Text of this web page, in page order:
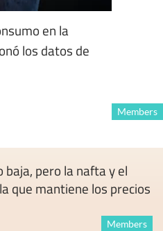
en la
los datos de
Members
baja, pero la nafta y el
que mantiene los precios
Members